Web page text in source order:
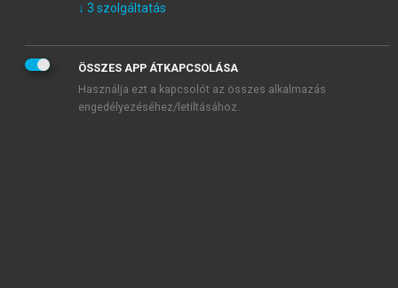
KIPRÓBÁLOM
↓ 3 szolgáltatás
ÖSSZES APP ÁTKAPCSOLÁSA
Használja ezt a kapcsolót az összes alkalmazás
engedélyezéséhez/letiltásához.